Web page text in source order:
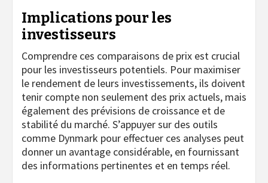
Implications pour les
investisseurs
Comprendre ces comparaisons de prix est crucial
pour les investisseurs potentiels. Pour maximiser
le rendement de leurs investissements, ils doivent
tenir compte non seulement des prix actuels, mais
également des prévisions de croissance et de
stabilité du marché. S’appuyer sur des outils
comme Dynmark pour effectuer ces analyses peut
donner un avantage considérable, en fournissant
des informations pertinentes et en temps réel.